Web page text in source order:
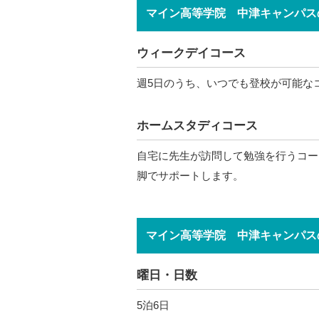
マイン高等学院 中津キャンパス
ウィークデイコース
週5日のうち、いつでも登校が可能
ホームスタディコース
自宅に先生が訪問して勉強を行うコ
脚でサポートします。
マイン高等学院 中津キャンパス
曜日・日数
5泊6日